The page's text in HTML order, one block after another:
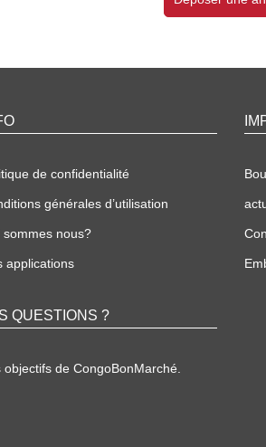
de confidentialité
générales d’utilisation
sommes nous?
applications
QUESTIONS ?
objectifs de CongoBonMarché.